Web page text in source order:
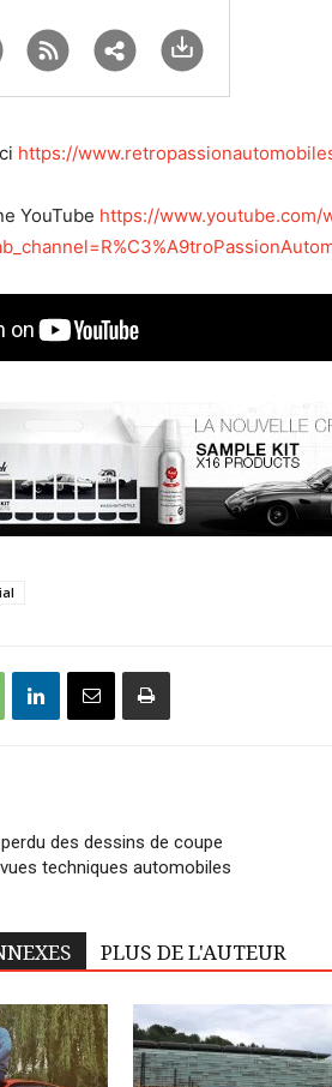
https://
YouTube https://www.youtube.com/
des dessins de coupe
techniques automobiles
PLUS DE L'AUTEUR